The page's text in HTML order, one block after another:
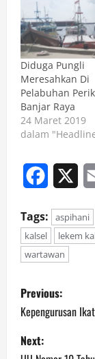
Diduga Pungli
Meresahkan Di
Pelabuhan
Banjar Raya
24 Maret 2019
dalam
Tags: aspihani
kalsel
lekem
wartawan
P
o
s
Previous:
Kepengurusan
Next: